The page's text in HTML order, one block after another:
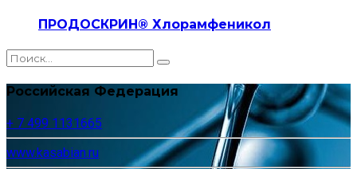
ПРОДОСКРИН® Хлорамфеникол
Российская Федерация
+ 7 499 1131665
www.kasabian.ru